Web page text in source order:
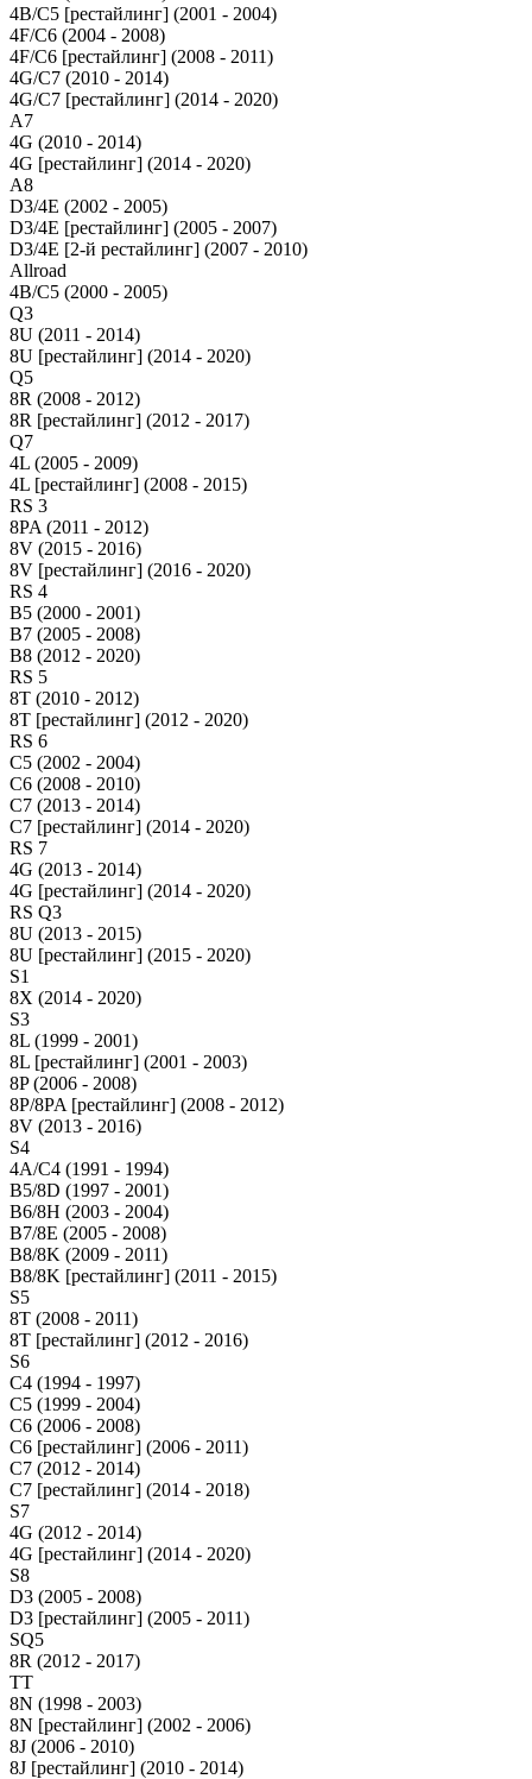
4B/C5 [рестайлинг] (2001 - 2004)
4F/C6 (2004 - 2008)
4F/C6 [рестайлинг] (2008 - 2011)
4G/C7 (2010 - 2014)
4G/C7 [рестайлинг] (2014 - 2020)
A7
4G (2010 - 2014)
4G [рестайлинг] (2014 - 2020)
A8
D3/4E (2002 - 2005)
D3/4E [рестайлинг] (2005 - 2007)
D3/4E [2-й рестайлинг] (2007 - 2010)
Allroad
4B/C5 (2000 - 2005)
Q3
8U (2011 - 2014)
8U [рестайлинг] (2014 - 2020)
Q5
8R (2008 - 2012)
8R [рестайлинг] (2012 - 2017)
Q7
4L (2005 - 2009)
4L [рестайлинг] (2008 - 2015)
RS 3
8PA (2011 - 2012)
8V (2015 - 2016)
8V [рестайлинг] (2016 - 2020)
RS 4
B5 (2000 - 2001)
B7 (2005 - 2008)
B8 (2012 - 2020)
RS 5
8T (2010 - 2012)
8T [рестайлинг] (2012 - 2020)
RS 6
C5 (2002 - 2004)
C6 (2008 - 2010)
C7 (2013 - 2014)
C7 [рестайлинг] (2014 - 2020)
RS 7
4G (2013 - 2014)
4G [рестайлинг] (2014 - 2020)
RS Q3
8U (2013 - 2015)
8U [рестайлинг] (2015 - 2020)
S1
8X (2014 - 2020)
S3
8L (1999 - 2001)
8L [рестайлинг] (2001 - 2003)
8P (2006 - 2008)
8P/8PA [рестайлинг] (2008 - 2012)
8V (2013 - 2016)
S4
4A/C4 (1991 - 1994)
B5/8D (1997 - 2001)
B6/8H (2003 - 2004)
B7/8E (2005 - 2008)
B8/8K (2009 - 2011)
B8/8K [рестайлинг] (2011 - 2015)
S5
8T (2008 - 2011)
8T [рестайлинг] (2012 - 2016)
S6
C4 (1994 - 1997)
C5 (1999 - 2004)
C6 (2006 - 2008)
C6 [рестайлинг] (2006 - 2011)
C7 (2012 - 2014)
C7 [рестайлинг] (2014 - 2018)
S7
4G (2012 - 2014)
4G [рестайлинг] (2014 - 2020)
S8
D3 (2005 - 2008)
D3 [рестайлинг] (2005 - 2011)
SQ5
8R (2012 - 2017)
TT
8N (1998 - 2003)
8N [рестайлинг] (2002 - 2006)
8J (2006 - 2010)
8J [рестайлинг] (2010 - 2014)